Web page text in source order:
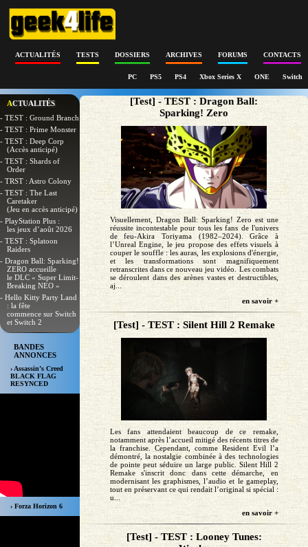
ACTUALITÉS TESTS DOSSIERS ARCHIVES FORUMS CONTACTS
PC PS5 PS4 Xbox Series X ONE Switch
ACTUALITÉS
- TEST : Ground Branch
- TEST : Prime Monster
- TEST : Deep Corp
(Accès anticipé)
- TEST : Shards of
Order
- TRST : Astro Colony
- TEST : The Last
Caretaker
(Jeu en accès anticipé)
- PlayStation Plus :
les jeux d’août 2026
- TEST : Splatoon
Raiders
- Dragon Ball: Sparking!
ZERO accueille
le DLC « Super Limit-
Breaking NEO »
- Hello Kitty Party Land
: la fête
commence sur Switch
et Switch 2
BANDES
ANNONCES
› Assassin’s Creed
BLACK FLAG
RESYNCED
› Forza Horizon 6
[Test] - TEST : Dragon Ball:
Sparking! Zero
Visuellement, Dragon Ball: Sparking! Zero est une
réussite incontestable pour tous les fans de l'univers
de feu-Akira Toriyama (1982–2024). Grâce à
l’Unreal Engine, le jeu propose des effets visuels à
couper le souffle : les auras, les explosions d'énergie,
et les transformations sont magnifiquement
retranscrites dans ce nouveau jeu vidéo. Les combats
se déroulent dans des arènes vastes et destructibles,
aj...
en savoir +
[Test] - TEST : Silent Hill 2 Remake
Les fans attendaient beaucoup de ce remake,
notamment après l’accueil mitigé des récents titres de
la franchise. Cependant, comme Resident Evil l’a
démontré, la nostalgie combinée à des technologies
de pointe peut séduire un large public. Silent Hill 2
Remake s'inscrit donc dans cette démarche, en
modernisant les graphismes, l’audio et le gameplay,
tout en préservant ce qui rendait l’original si spécial :
u...
en savoir +
[Test] - TEST : Looney Tunes: